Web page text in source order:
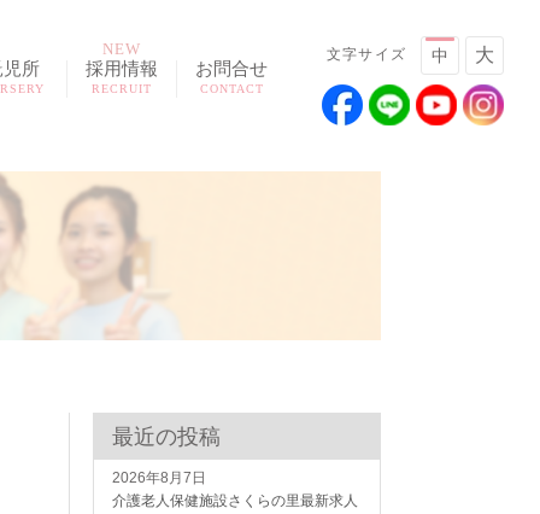
文字サイズ 中 大
児所 採用情報
RECRUIT
NEW
お問合せ
CONTACT
最近の投稿
介護老人保健施設さくらの里最新求人
2026年8月7日